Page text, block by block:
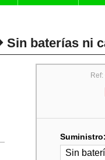
Sin baterías ni
Ref:
Suministro: